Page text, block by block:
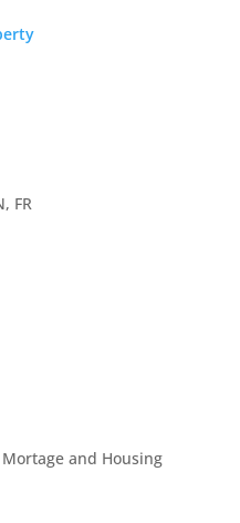
FR
and Housing